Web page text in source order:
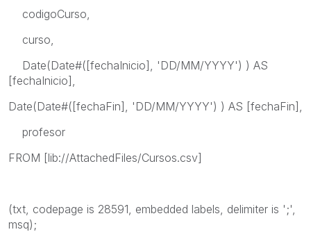
codigoCurso,
curso,
Date(Date#([fechaInicio], 'DD/MM/YYYY') ) AS
[fechaInicio],
Date(Date#([fechaFin], 'DD/MM/YYYY') ) AS [fechaFin],
profesor
FROM [lib://AttachedFiles/Cursos.csv]
(txt, codepage is 28591, embedded labels, delimiter is ';',
msq);